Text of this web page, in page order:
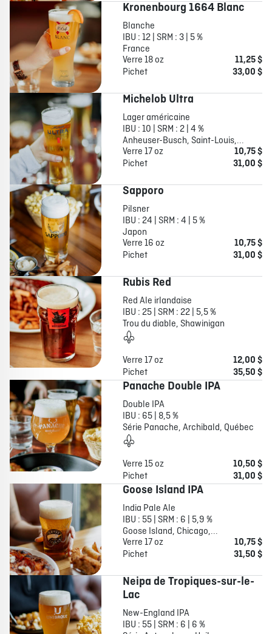
Kronenbourg 1664 Blanc
Blanche
IBU : 12 | SRM : 3 | 5 %
France
Verre 18 oz
11,25 $
Pichet
33,00 $
Michelob Ultra
Lager américaine
IBU : 10 | SRM : 2 | 4 %
Anheuser-Busch, Saint-Louis,...
Verre 17 oz
10,75 $
Pichet
31,00 $
Sapporo
Pilsner
IBU : 24 | SRM : 4 | 5 %
Japon
Verre 16 oz
10,75 $
Pichet
31,00 $
Rubis Red
Red Ale irlandaise
IBU : 25 | SRM : 22 | 5,5 %
Trou du diable, Shawinigan
Verre 17 oz
12,00 $
Pichet
35,50 $
Panache Double IPA
Double IPA
IBU : 65 | 8,5 %
Série Panache, Archibald, Québec
Verre 15 oz
10,50 $
Pichet
31,00 $
Goose Island IPA
India Pale Ale
IBU : 55 | SRM : 6 | 5,9 %
Goose Island, Chicago,...
Verre 17 oz
10,75 $
Pichet
31,50 $
Neipa de Tropiques-sur-le-
Lac
New-England IPA
IBU : 55 | SRM : 6 | 6 %